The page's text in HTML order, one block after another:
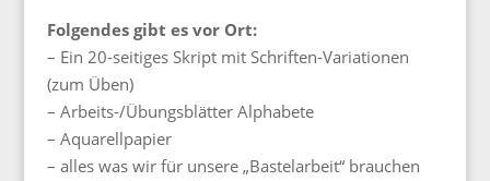
Folgendes gibt es vor Ort:
– Ein 20-seitiges Skript mit Schriften-Variationen
(zum Üben)
– Arbeits-/Übungsblätter Alphabete
– Aquarellpapier
– alles was wir für unsere „Bastelarbeit“ brauchen